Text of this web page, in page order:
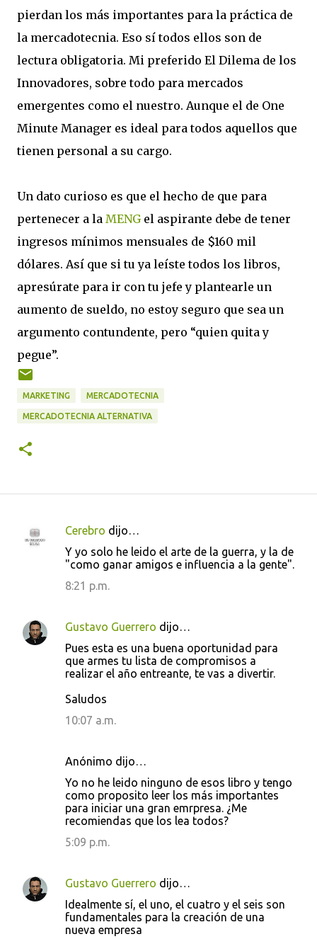
pierdan los más importantes para la práctica de
la mercadotecnia. Eso sí todos ellos son de
lectura obligatoria. Mi preferido El Dilema de los
Innovadores, sobre todo para mercados
emergentes como el nuestro. Aunque el de One
Minute Manager es ideal para todos aquellos que
tienen personal a su cargo.
Un dato curioso es que el hecho de que para
pertenecer a la MENGel aspirante debe de tener
ingresos mínimos mensuales de $160 mil
dólares. Así que si tu ya leíste todos los libros,
apresúrate para ir con tu jefe y plantearle un
aumento de sueldo, no estoy seguro que sea un
argumento contundente, pero “quien quita y
pegue”.
MARKETING MERCADOTECNIA
MERCADOTECNIA ALTERNATIVA
C
n
t
Cerebro dijo…
Y yo solo he leido el arte de la guerra, y la de
"como ganar amigos e influencia a la gente".
8:21 p.m.
Gustavo Guerrero dijo…
Pues esta es una buena oportunidad para
que armes tu lista de compromisos a
realizar el año entreante, te vas a divertir.
Saludos
10:07 a.m.
Anónimo dijo…
Yo no he leido ninguno de esos libro y tengo
como proposito leer los más importantes
para iniciar una gran emrpresa. ¿Me
recomiendas que los lea todos?
5:09 p.m.
Gustavo Guerrero dijo…
Idealmente sí, el uno, el cuatro y el seis son
fundamentales para la creación de una
nueva empresa